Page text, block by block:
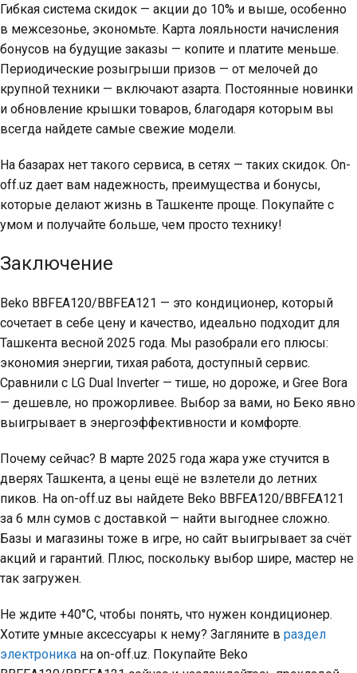
Гибкая система скидок — акции до 10% и выше, особенно
в межсезонье, экономьте. Карта лояльности начисления
бонусов на будущие заказы — копите и платите меньше.
Периодические розыгрыши призов — от мелочей до
крупной техники — включают азарта. Постоянные новинки
и обновление крышки товаров, благодаря которым вы
всегда найдете самые свежие модели.
На базарах нет такого сервиса, в сетях — таких скидок. On-
off.uz дает вам надежность, преимущества и бонусы,
которые делают жизнь в Ташкенте проще. Покупайте с
умом и получайте больше, чем просто технику!
Заключение
Beko BBFEA120/BBFEA121 — это кондиционер, который
сочетает в себе цену и качество, идеально подходит для
Ташкента весной 2025 года. Мы разобрали его плюсы:
экономия энергии, тихая работа, доступный сервис.
Сравнили с LG Dual Inverter — тише, но дороже, и Gree Bora
— дешевле, но прожорливее. Выбор за вами, но Беко явно
выигрывает в энергоэффективности и комфорте.
Почему сейчас? В марте 2025 года жара уже стучится в
дверях Ташкента, а цены ещё не взлетели до летних
пиков. На on-off.uz вы найдете Beko BBFEA120/BBFEA121
за 6 млн сумов с доставкой — найти выгоднее сложно.
Базы и магазины тоже в игре, но сайт выигрывает за счёт
акций и гарантий. Плюс, поскольку выбор шире, мастер не
так загружен.
Не ждите +40°C, чтобы понять, что нужен кондиционер.
Хотите умные аксессуары к нему? Загляните в раздел
электроника на on-off.uz. Покупайте Beko